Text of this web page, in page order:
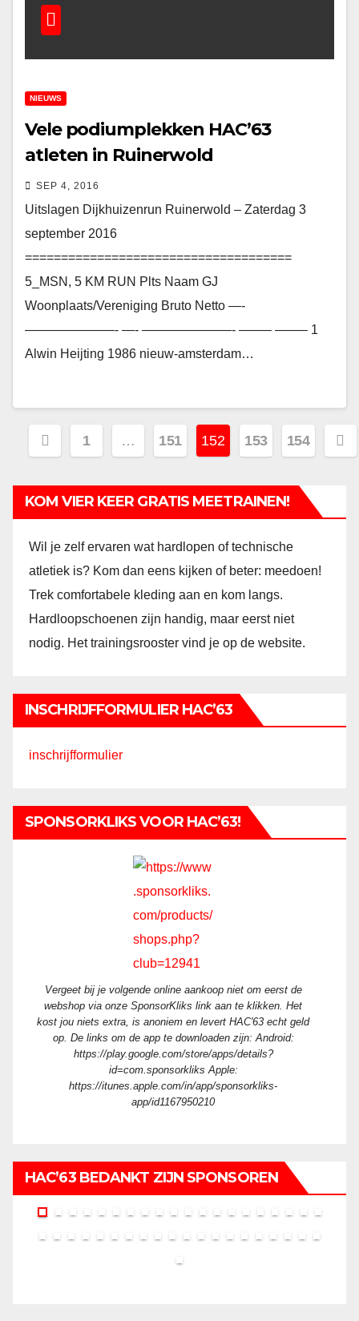
NIEUWS
Vele podiumplekken HAC’63
atleten in Ruinerwold
SEP 4, 2016
Uitslagen Dijkhuizenrun Ruinerwold – Zaterdag 3
september 2016
=====================================
5_MSN, 5 KM RUN Plts Naam GJ
Woonplaats/Vereniging Bruto Netto —-
———————- —- ———————- ——– ——– 1
Alwin Heijting 1986 nieuw-amsterdam…
Berichtnavigatie
1 … 151 152 153 154
KOM VIER KEER GRATIS MEETRAINEN!
Wil je zelf ervaren wat hardlopen of technische
atletiek is? Kom dan eens kijken of beter: meedoen!
Trek comfortabele kleding aan en kom langs.
Hardloopschoenen zijn handig, maar eerst niet
nodig. Het trainingsrooster vind je op de website.
INSCHRIJFFORMULIER HAC’63
inschrijfformulier
SPONSORKLIKS VOOR HAC’63!
Vergeet bij je volgende online aankoop niet om eerst de
webshop via onze SponsorKliks link aan te klikken. Het
kost jou niets extra, is anoniem en levert HAC'63 echt geld
op. De links om de app te downloaden zijn: Android:
https://play.google.com/store/apps/details?
id=com.sponsorkliks Apple:
https://itunes.apple.com/in/app/sponsorkliks-
app/id1167950210
HAC’63 BEDANKT ZIJN SPONSOREN